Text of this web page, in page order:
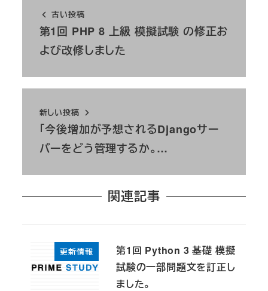
古い投稿
第1回 PHP 8 上級 模擬試験 の修正お
よび改修しました
新しい投稿
「今後増加が予想されるDjangoサー
バーをどう管理するか。…
関連記事
更新情報
第1回 Python 3 基礎 模擬
試験の一部問題文を訂正し
ました。